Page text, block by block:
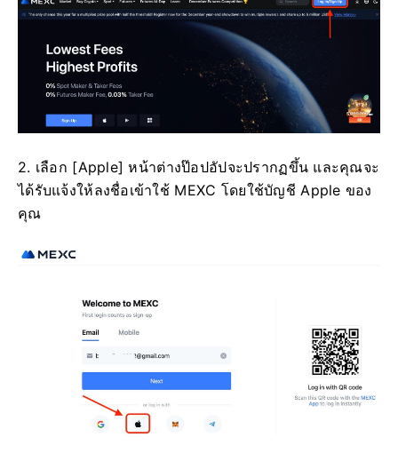
2. เลือก [Apple] หน้าต่างป๊อปอัปจะปรากฏขึ้น และคุณจะ
ได้รับแจ้งให้ลงชื่อเข้าใช้ MEXC โดยใช้บัญชี Apple ของ
คุณ